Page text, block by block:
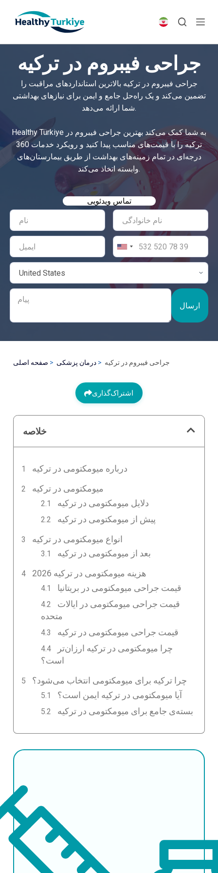
p
o
e
n
جراحی فیبروم در ترکیه
جراحی فیبروم در ترکیه بالاترین استانداردهای مراقبت را
تضمین می‌کند و یک راه‌حل جامع و ایمن برای نیازهای بهداشتی
شما ارائه می‌دهد.
Healthy Türkiye به شما کمک می‌کند بهترین جراحی فیبروم در
ترکیه را با قیمت‌های مناسب پیدا کنید و رویکرد خدمات 360
درجه‌ای در تمام زمینه‌های بهداشت از طریق بیمارستان‌های
وابسته اتخاذ می‌کند.
تماس ویدئویی
ارسال
صفحه اصلی درمان پزشکی جراحی فیبروم در ترکیه
اشتراک‌گذاری
خلاصه
درباره میومکتومی در ترکیه
میومکتومی در ترکیه
دلایل میومکتومی در ترکیه
پیش از میومکتومی در ترکیه
انواع میومکتومی در ترکیه
بعد از میومکتومی در ترکیه
2026 هزینه میومکتومی در ترکیه
قیمت جراحی میومکتومی در بریتانیا
قیمت جراحی میومکتومی در ایالات
متحده
قیمت جراحی میومکتومی در ترکیه
چرا میومکتومی در ترکیه ارزان‌تر
است؟
چرا ترکیه برای میومکتومی انتخاب می‌شود؟
آیا میومکتومی در ترکیه ایمن است؟
بسته‌ی جامع برای میومکتومی در ترکیه